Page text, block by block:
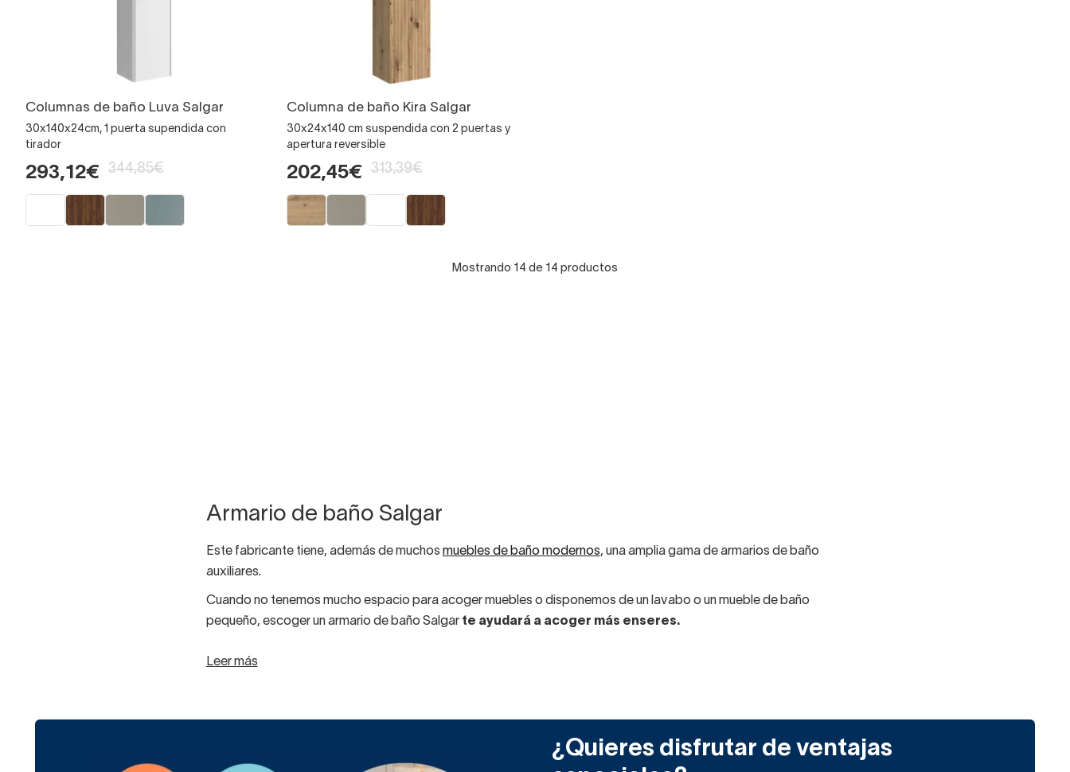
Columnas de baño Luva Salgar
30x140x24cm, 1 puerta supendida con
tirador
293,12€ 344,85€
Columna de baño Kira Salgar
30x24x140 cm suspendida con 2 puertas y
apertura reversible
202,45€ 313,39€
Mostrando 14 de 14 productos
Armario de baño Salgar
Este fabricante tiene, además de muchos muebles de baño modernos, una amplia gama de armarios de baño
auxiliares.
Cuando no tenemos mucho espacio para acoger muebles o disponemos de un lavabo o un mueble de baño
pequeño, escoger un armario de baño Salgarte ayudará a acoger más enseres.
Leer más
¿Quieres disfrutar de ventajas